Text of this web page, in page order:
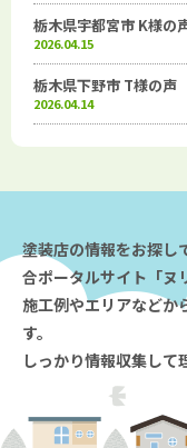
栃木県宇都宮市 K様の
2026.04.15
栃木県下野市 T様の声
2026.04.14
塗装店の情報をお探し
合ポータルサイト「ヌ
施工例やエリアなどか
す。
しっかり情報収集して